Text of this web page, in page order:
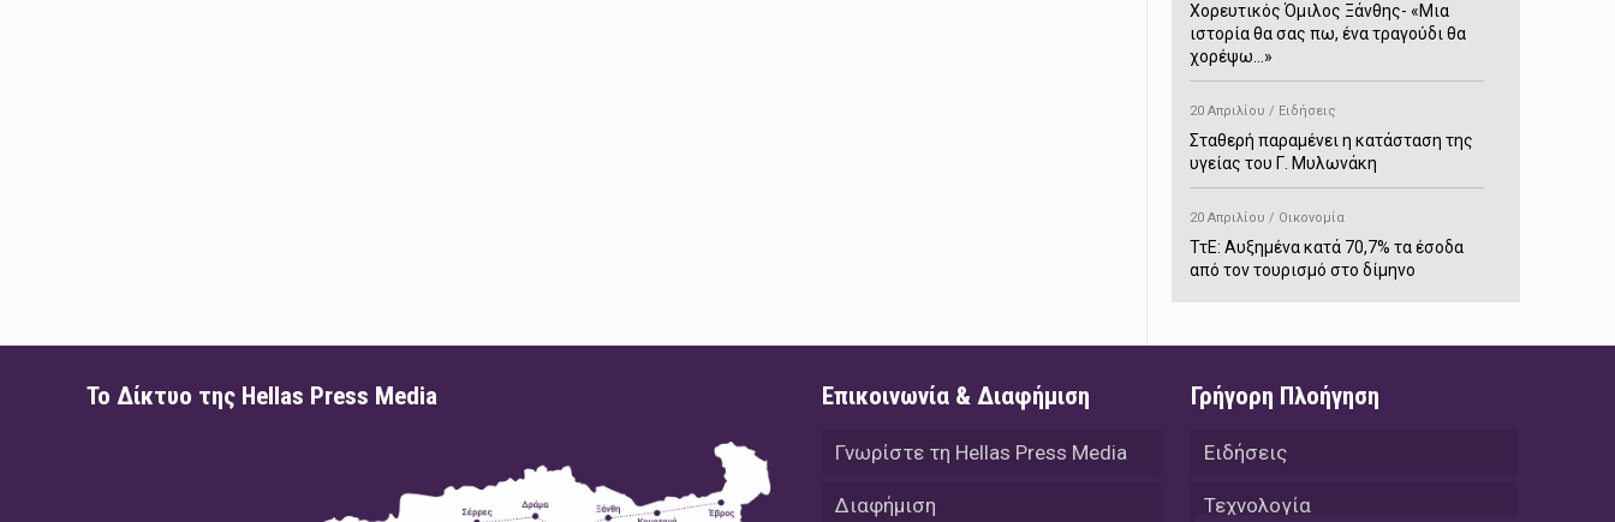
Χορευτικός Όμιλος Ξάνθης- «Mια
ιστορία θα σας πω, ένα τραγούδι θα
χορέψω…»
20 Απριλίου / Ειδήσεις
Σταθερή παραμένει η κατάσταση της
υγείας του Γ. Μυλωνάκη
20 Απριλίου / Οικονομία
ΤτΕ: Αυξημένα κατά 70,7% τα έσοδα
από τον τουρισμό στο δίμηνο
20 Απριλίου / Αστυνομικά
πιστολιού κρότου – αερίου
20 Απριλίου / Κόσμος
Δεύτερο τσουνάμι ύψους 80
Το Δίκτυο της Hellas Press Media Επικοινωνία & Διαφήμιση
Γνωρίστε τη Hellas Press Media
Διαφήμιση
Γρήγορη Πλοήγηση
Ειδήσεις
Τεχνολογία